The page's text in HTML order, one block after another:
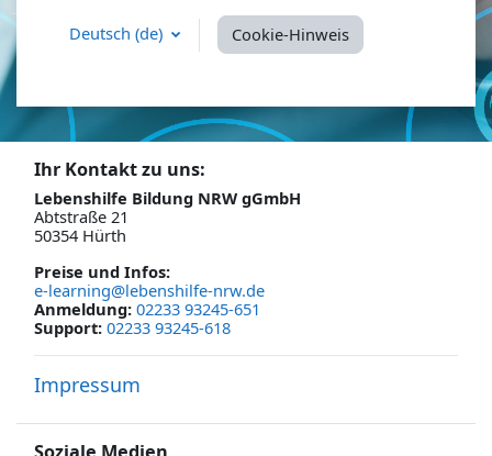
Deutsch ‎(de)‎ Cookie-Hinweis
Ihr Kontakt zu uns:
Lebenshilfe Bildung NRW gGmbH
Abtstraße 21
50354 Hürth
Preise und Infos:
e-learning@lebenshilfe-nrw.de
Anmeldung: 02233 93245-651
Support: 02233 93245-618
Impressum